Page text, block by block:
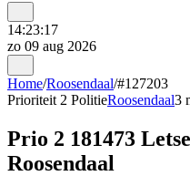
14:23:17
zo 09 aug 2026
Home/Roosendaal/#127203
Prioriteit 2 PolitieRoosendaal3
Prio 2 181473
Roosendaal